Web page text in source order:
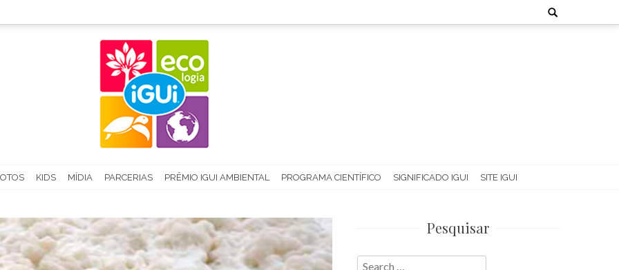
Search
for:
KIDS MÍDIA PARCERIAS PRÊMIO IGUI AMBIENTAL PROGRAMA CIENTÍFICO SIGNIFICADO IGUI SITE IGUI
Pesquisar
Search